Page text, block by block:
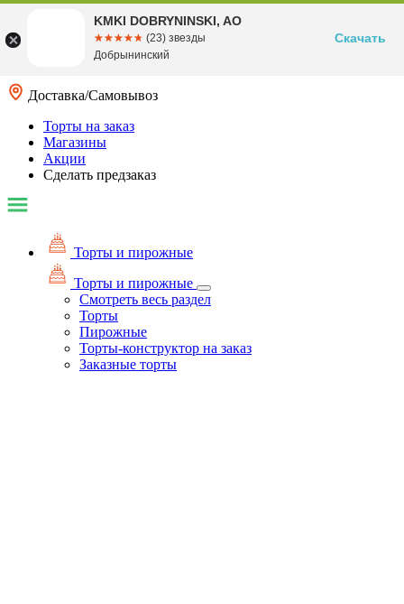
Доставка/Самовывоз
Торты на заказ
Магазины
Акции
Сделать предзаказ
Торты и пирожные
Торты и пирожные
Смотреть весь раздел
Торты
Пирожные
Торты-конструктор на заказ
Заказные торты
KMKI DOBRYNINSKI, AO
☆☆☆☆☆
★★★★★ (23) звезды
Добрынинский
Скачать